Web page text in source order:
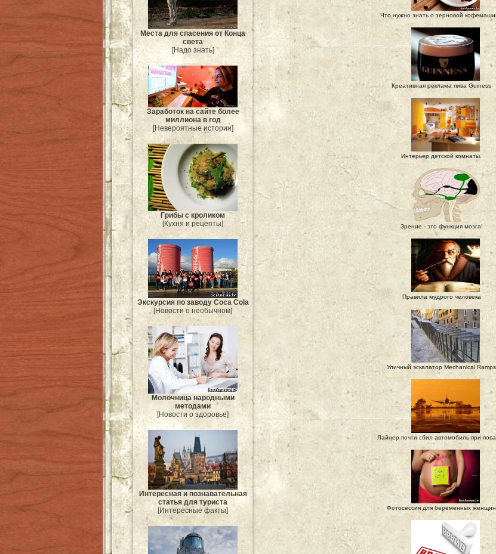
Места для спасения от Конца
света
[Надо знать]
Заработок на сайте более
миллиона в год
[Невероятные истории]
Грибы с кроликом
[Кухня и рецепты]
Экскурсия по заводу Coca Cola
[Новости о необычном]
Молочница народными
методами
[Новости о здоровье]
Интересная и познавательная
статья для туриста
[Интересные факты]
Что нужно знать о зерновой
Креативная реклама пива Guiness
Интерьер детской комнаты.
Зрение - это функция мозга!
Правила мудрого человека
Уличный эскалатор Mechanical Ramps
Лайнер почти сбил автомобиль при
Фотосессия для беременных женщин